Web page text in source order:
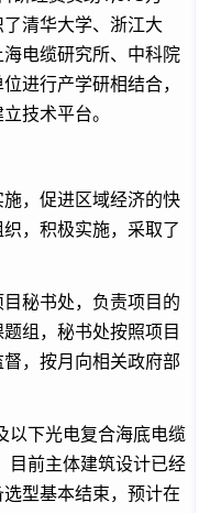
清华大学、浙江大
电缆研究所、中科院
进行产学研相结合，
技术平台。
，促进区域经济的快
，积极实施，采取了
秘书处，负责项目的
组，秘书处按照项目
，按月向相关政府部
以下光电复合海底电缆
目前主体建筑设计已经
型基本结束，预计在